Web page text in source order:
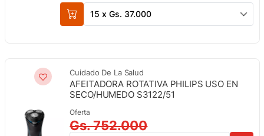
15 x Gs. 37.000
Cuidado De La Salud
AFEITADORA ROTATIVA PHILIPS USO EN
SECO/HUMEDO S3122/51
Oferta
Gs. 752.000